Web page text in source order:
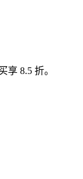
享 8.5 折。